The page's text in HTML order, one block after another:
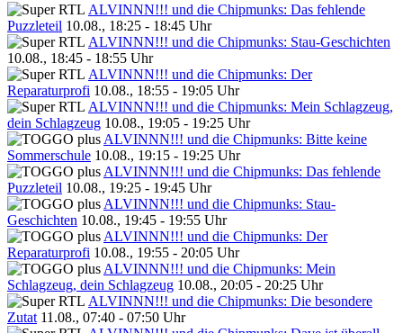
ALVINNN!!! und die Chipmunks: Das fehlende
Puzzleteil 10.08., 18:25 - 18:45 Uhr
ALVINNN!!! und die Chipmunks: Stau-Geschichten
10.08., 18:45 - 18:55 Uhr
ALVINNN!!! und die Chipmunks: Der
Reparaturprofi 10.08., 18:55 - 19:05 Uhr
ALVINNN!!! und die Chipmunks: Mein Schlagzeug,
dein Schlagzeug 10.08., 19:05 - 19:25 Uhr
ALVINNN!!! und die Chipmunks: Bitte keine
Sommerschule 10.08., 19:15 - 19:25 Uhr
ALVINNN!!! und die Chipmunks: Das fehlende
Puzzleteil 10.08., 19:25 - 19:45 Uhr
ALVINNN!!! und die Chipmunks: Stau-
Geschichten 10.08., 19:45 - 19:55 Uhr
ALVINNN!!! und die Chipmunks: Der
Reparaturprofi 10.08., 19:55 - 20:05 Uhr
ALVINNN!!! und die Chipmunks: Mein
Schlagzeug, dein Schlagzeug 10.08., 20:05 - 20:25 Uhr
ALVINNN!!! und die Chipmunks: Die besondere
Zutat 11.08., 07:40 - 07:50 Uhr